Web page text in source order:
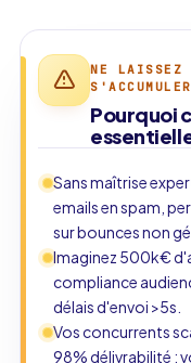
NE LAISSEZ
S'ACCUMULER
Pourquoi
Sans maîtrise
emails en spam,
sur bounces non
Imaginez 500k€
compliance
délais d'envoi >5s.
Vos concurrents
98% délivrabilité ;